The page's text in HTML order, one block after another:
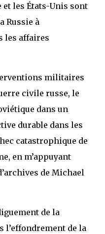
et les États-Unis sont
Russie à
les affaires
militaires
civile russe, le
dans un
durable dans les
catastrophique de
en m’appuyant
de Michael
de la
l’effondrement de la